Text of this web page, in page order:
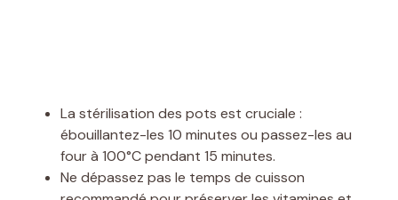
La stérilisation des pots est cruciale :
ébouillantez-les 10 minutes ou passez-les au
four à 100°C pendant 15 minutes.
Ne dépassez pas le temps de cuisson